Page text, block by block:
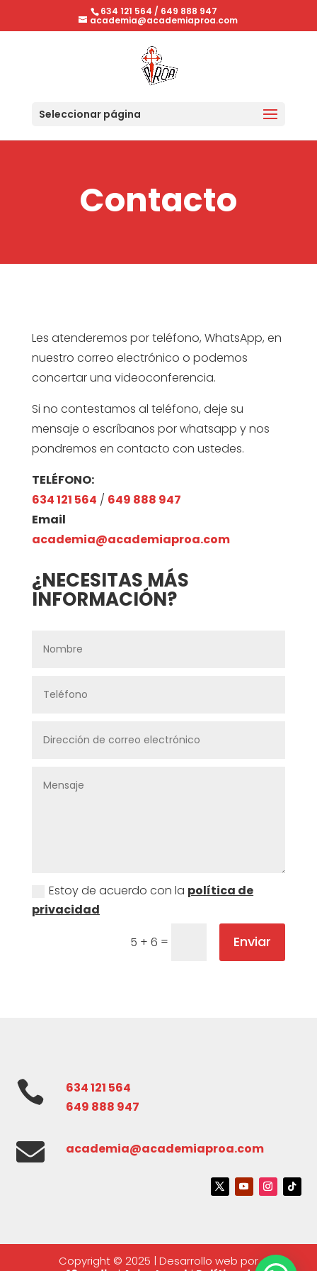
634 121 564 / 649 888 947
academia@academiaproa.com
Seleccionar página
Contacto
Les atenderemos por teléfono, WhatsApp, en
nuestro correo electrónico o podemos
concertar una videoconferencia.
Si no contestamos al teléfono, deje su
mensaje o escríbanos por whatsapp y nos
pondremos en contacto con ustedes.
TELÉFONO:
634 121 564 / 649 888 947
Email
academia@academiaproa.com
¿NECESITAS MÁS
INFORMACIÓN?
Estoy de acuerdo con la política de
privacidad
5 + 6 = Enviar

634 121 564
649 888 947
 academia@academiaproa.com
Copyright © 2025 | Desarrollo web por